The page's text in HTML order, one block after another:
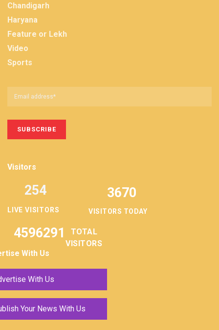
Chandigarh
Haryana
Feature or Lekh
Video
Sports
Visitors
LIVE VISITORS
254 3670
VISITORS TODAY
4596291
TOTAL
VISITORS
With Us
With Us
Your News With Us